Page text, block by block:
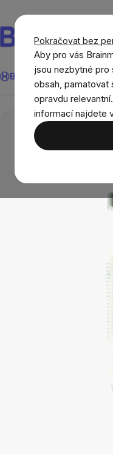
Pokračovat bez
Aby pro vás
jsou nezbytné pro
obsah, pamatovat
opravdu
informací najdete
obsah
BrainMax® Léto
Potraviny